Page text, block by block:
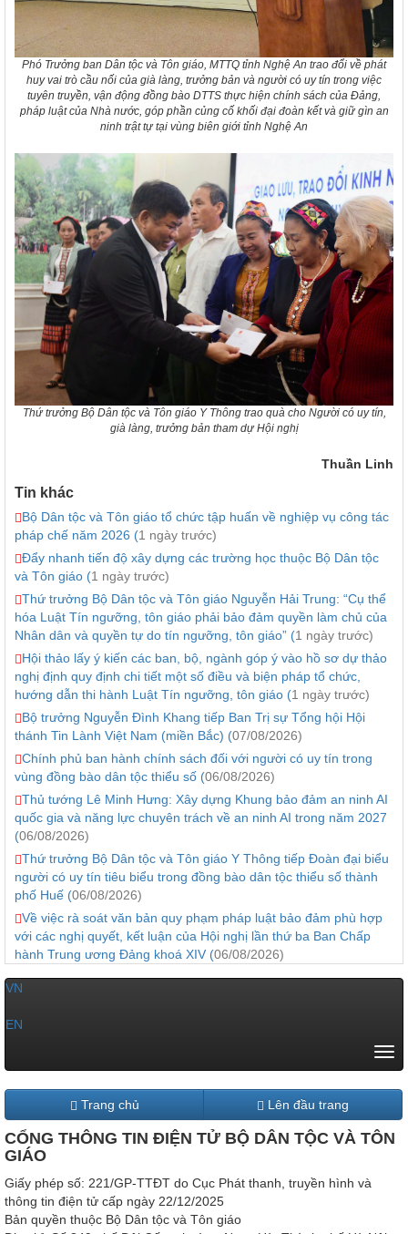
Phó Trưởng ban Dân tộc và Tôn giáo, MTTQ tỉnh Nghệ An trao đổi về phát
huy vai trò cầu nối của già làng, trưởng bản và người có uy tín trong việc
tuyên truyền, vận động đồng bào DTTS thực hiện chính sách của Đảng,
pháp luật của Nhà nước, góp phần củng cố khối đại đoàn kết và giữ gìn an
ninh trật tự tại vùng biên giới tỉnh Nghệ An
Thứ trưởng Bộ Dân tộc và Tôn giáo Y Thông trao quà cho Người có uy tín,
già làng, trưởng bản tham dự Hội nghị
Thuần Linh
Tin khác
Bộ Dân tộc và Tôn giáo tổ chức tập huấn về nghiệp vụ công tác
pháp chế năm 2026 (1 ngày trước)
Đẩy nhanh tiến độ xây dựng các trường học thuộc Bộ Dân tộc
và Tôn giáo (1 ngày trước)
Thứ trưởng Bộ Dân tộc và Tôn giáo Nguyễn Hải Trung: “Cụ thể
hóa Luật Tín ngưỡng, tôn giáo phải bảo đảm quyền làm chủ của
Nhân dân và quyền tự do tín ngưỡng, tôn giáo” (1 ngày trước)
Hội thảo lấy ý kiến các ban, bộ, ngành góp ý vào hồ sơ dự thảo
nghị định quy định chi tiết một số điều và biện pháp tổ chức,
hướng dẫn thi hành Luật Tín ngưỡng, tôn giáo (1 ngày trước)
Bộ trưởng Nguyễn Đình Khang tiếp Ban Trị sự Tổng hội Hội
thánh Tin Lành Việt Nam (miền Bắc) (07/08/2026)
Chính phủ ban hành chính sách đối với người có uy tín trong
vùng đồng bào dân tộc thiểu số (06/08/2026)
Thủ tướng Lê Minh Hưng: Xây dựng Khung bảo đảm an ninh AI
quốc gia và năng lực chuyên trách về an ninh AI trong năm 2027
(06/08/2026)
Thứ trưởng Bộ Dân tộc và Tôn giáo Y Thông tiếp Đoàn đại biểu
người có uy tín tiêu biểu trong đồng bào dân tộc thiểu số thành
phố Huế (06/08/2026)
Về việc rà soát văn bản quy phạm pháp luật bảo đảm phù hợp
với các nghị quyết, kết luận của Hội nghị lần thứ ba Ban Chấp
hành Trung ương Đảng khoá XIV (06/08/2026)
VN
EN
Trang chủ Lên đầu trang
CỔNG THÔNG TIN ĐIỆN TỬ BỘ DÂN TỘC VÀ TÔN
GIÁO
Giấy phép số: 221/GP-TTĐT do Cục Phát thanh, truyền hình và
thông tin điện tử cấp ngày 22/12/2025
Bản quyền thuộc Bộ Dân tộc và Tôn giáo